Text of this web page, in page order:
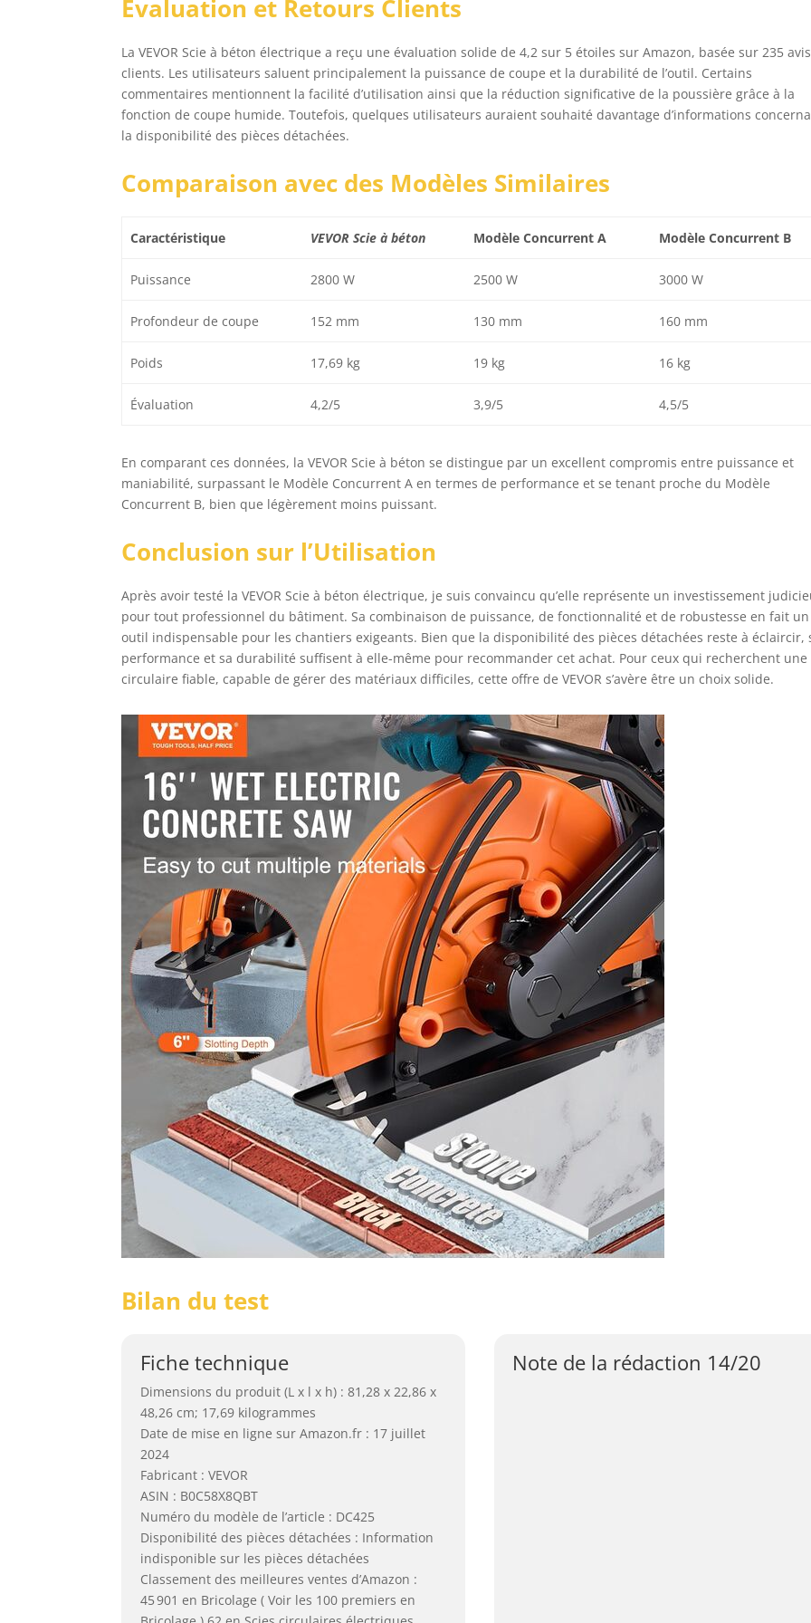
plusieurs passes.)
Évaluation et Retours Clients
La VEVOR Scie à béton électrique a reçu une évaluation solide de 4,2 sur 5 étoiles sur Amazon, basée sur 235 avis
clients. Les utilisateurs saluent principalement la puissance de coupe et la durabilité de l’outil. Certains
commentaires mentionnent la facilité d’utilisation ainsi que la réduction significative de la poussière grâce à la
fonction de coupe humide. Toutefois, quelques utilisateurs auraient souhaité davantage d’informations
la disponibilité des pièces détachées.
Comparaison avec des Modèles Similaires
Caractéristique VEVOR Scie à béton Modèle Concurrent A Modèle Concurrent B
Puissance 2800 W 2500 W 3000 W
Profondeur de coupe 152 mm 130 mm 160 mm
Poids 17,69 kg 19 kg 16 kg
Évaluation 4,2/5 3,9/5 4,5/5
En comparant ces données, la VEVOR Scie à béton se distingue par un excellent compromis entre puissance et
maniabilité, surpassant le Modèle Concurrent A en termes de performance et se tenant proche du Modèle
Concurrent B, bien que légèrement moins puissant.
Conclusion sur l’Utilisation
Après avoir testé la VEVOR Scie à béton électrique, je suis convaincu qu’elle représente un investissement
pour tout professionnel du bâtiment. Sa combinaison de puissance, de fonctionnalité et de robustesse en fait un
outil indispensable pour les chantiers exigeants. Bien que la disponibilité des pièces détachées reste à éclaircir,
performance et sa durabilité suffisent à elle-même pour recommander cet achat. Pour ceux qui recherchent une
circulaire fiable, capable de gérer des matériaux difficiles, cette offre de VEVOR s’avère être un choix solide.
Bilan du test
Fiche technique
Dimensions du produit (L x l x h) : 81,28 x 22,86 x
48,26 cm; 17,69 kilogrammes
Date de mise en ligne sur Amazon.fr : 17 juillet
2024
Fabricant : VEVOR
ASIN : B0C58X8QBT
Numéro du modèle de l’article : DC425
Disponibilité des pièces détachées : Information
indisponible sur les pièces détachées
Classement des meilleures ventes d’Amazon :
45 901 en Bricolage ( Voir les 100 premiers en
Note de la rédaction 14/20